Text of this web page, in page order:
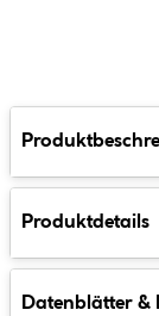
Produktdetails
Datenblätter &